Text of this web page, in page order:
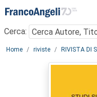
Menu
Cerca:
Main content
Home riviste RIVISTA DI